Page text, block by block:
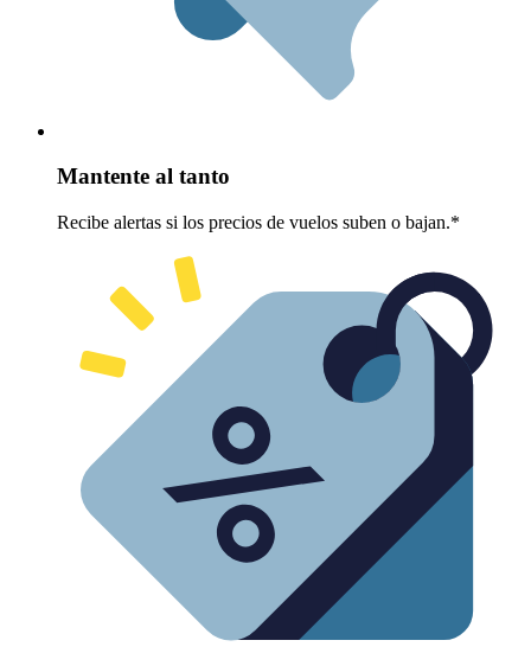
Mantente al tanto
Recibe alertas si los precios de vuelos suben o bajan.*